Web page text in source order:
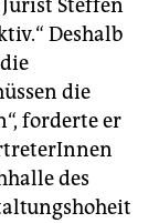
Steffen
Deshalb
die
forderte er
des